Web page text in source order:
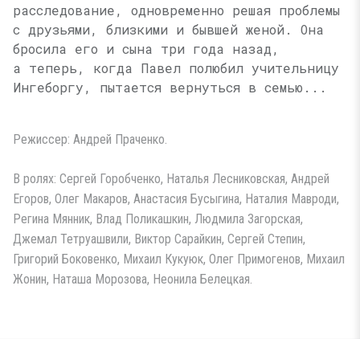
расследование, одновременно решая проблемы
с друзьями, близкими и бывшей женой. Она
бросила его и сына три года назад,
а теперь, когда Павел полюбил учительницу
Ингеборгу, пытается вернуться в семью...
Режиссер: Андрей Праченко.
В ролях: Сергей Горобченко, Наталья Лесниковская, Андрей
Егоров, Олег Макаров, Анастасия Бусыгина, Наталия Мавроди,
Регина Мянник, Влад Поликашкин, Людмила Загорская,
Джемал Тетруашвили, Виктор Сарайкин, Сергей Степин,
Григорий Боковенко, Михаил Кукуюк, Олег Примогенов, Михаил
Жонин, Наташа Морозова, Неонила Белецкая.